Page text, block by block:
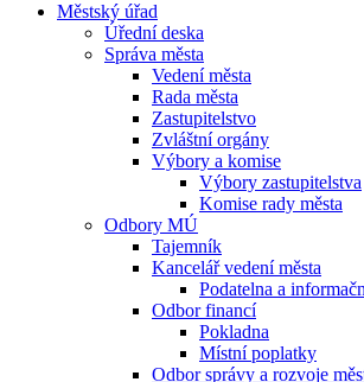
Městský úřad
Úřední deska
Správa města
Vedení města
Rada města
Zastupitelstvo
Zvláštní orgány
Výbory a komise
Výbory zastupitelstva
Komise rady města
Odbory MÚ
Tajemník
Kancelář vedení města
Podatelna a
Odbor financí
Pokladna
Místní poplatky
Odbor správy a rozvoje